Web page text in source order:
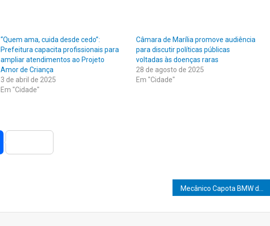
“Quem ama, cuida desde cedo”:
Prefeitura capacita profissionais para
ampliar atendimentos ao Projeto
Amor de Criança
3 de abril de 2025
Em "Cidade"
Câmara de Marília promove audiência
para discutir políticas públicas
voltadas às doenças raras
28 de agosto de 2025
Em "Cidade"
Share